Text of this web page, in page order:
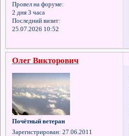
Провел на форуме:
2 дня 3 часа
Последний визит:
25.07.2026 10:52
Олег Викторович
Почётный ветеран
Зарегистрирован: 27.06.2011